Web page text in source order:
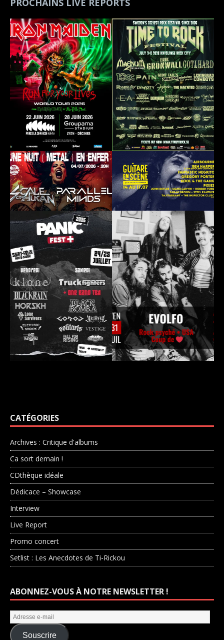
PROCHAINS LIVE REPORTS
CATÉGORIES
Archives : Critique d'albums
Ca sort demain !
CDthèque idéale
Dédicace – Showcase
Interview
Live Report
Promo concert
Setlist : Les Anecdotes de Ti-Rickou
ABONNEZ-VOUS À NOTRE NEWSLETTER !
Souscrire